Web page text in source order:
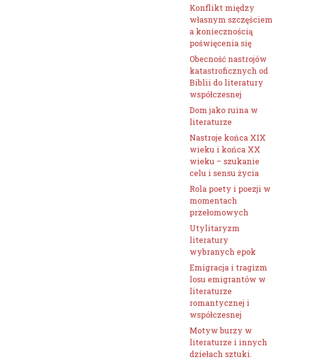
Konflikt między
własnym szczęściem
a koniecznością
poświęcenia się
Obecność nastrojów
katastroficznych od
Biblii do literatury
współczesnej
Dom jako ruina w
literaturze
Nastroje końca XIX
wieku i końca XX
wieku – szukanie
celu i sensu życia
Rola poety i poezji w
momentach
przełomowych
Utylitaryzm
literatury
wybranych epok
Emigracja i tragizm
losu emigrantów w
literaturze
romantycznej i
współczesnej
Motyw burzy w
literaturze i innych
dziełach sztuki.